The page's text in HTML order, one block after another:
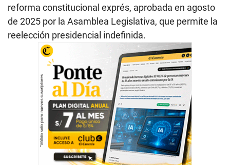
reforma constitucional exprés, aprobada en agosto
de 2025 por la Asamblea Legislativa, que permite la
reelección presidencial indefinida.